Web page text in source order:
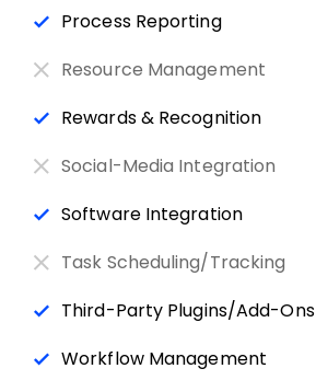
Process Reporting
Resource Management
Rewards & Recognition
Social-Media Integration
Software Integration
Task Scheduling/Tracking
Third-Party Plugins/Add-Ons
Workflow Management